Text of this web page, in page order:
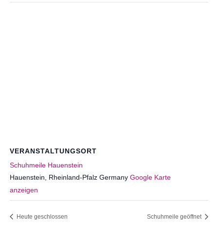
VERANSTALTUNGSORT
Schuhmeile Hauenstein
Hauenstein
Rheinland-Pfalz Germany Google Karte
anzeigen
Heute geschlossen Schuhmeile geöffnet